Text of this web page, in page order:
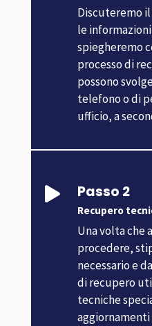
Discuteremo
le
spiegheremo
processo di
possono
telefono o di
ufficio, a
 Passo 2
Recupero
Una volta che
procedere,
necessario e
di recupero
tecniche